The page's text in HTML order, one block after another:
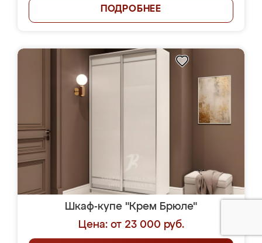
ПОДРОБНЕЕ
Шкаф-купе "Крем Брюле"
Цена: от 23 000 руб.